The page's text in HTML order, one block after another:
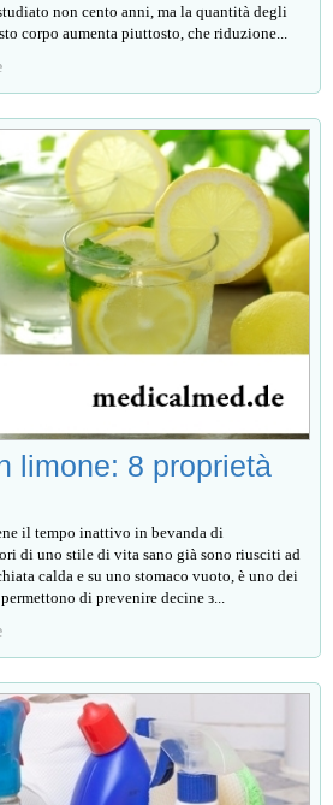
non cento anni, ma la quantità degli
corpo aumenta piuttosto, che riduzione...
limone: 8 proprietà
il tempo inattivo in bevanda di
di uno stile di vita sano già sono riusciti ad
calda e su uno stomaco vuoto, è uno dei
di prevenire decine з...